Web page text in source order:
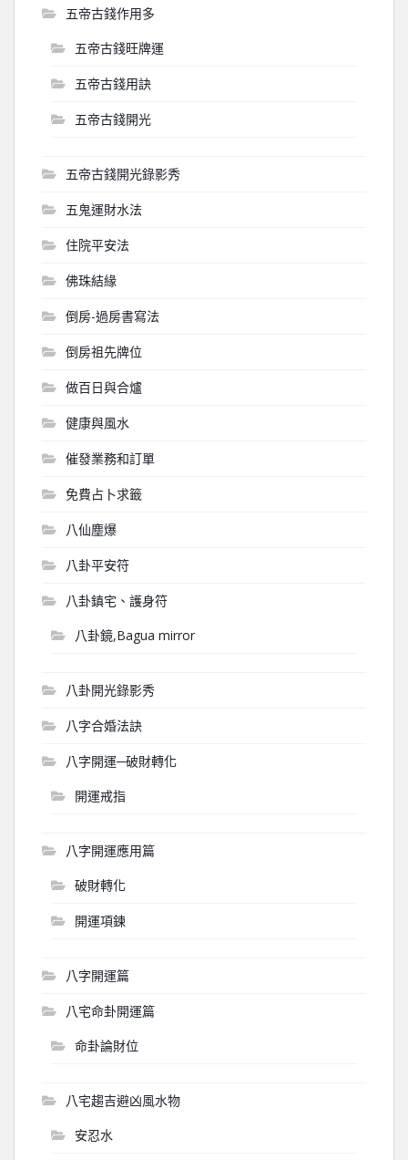
五帝古錢作用多
五帝古錢旺牌運
五帝古錢用訣
五帝古錢開光
五帝古錢開光錄影秀
五鬼運財水法
住院平安法
佛珠結緣
倒房-過房書寫法
倒房祖先牌位
做百日與合爐
健康與風水
催發業務和訂單
免費占卜求籤
八仙塵爆
八卦平安符
八卦鎮宅、護身符
八卦鏡,Bagua mirror
八卦開光錄影秀
八字合婚法訣
八字開運─破財轉化
開運戒指
八字開運應用篇
破財轉化
開運項鍊
八字開運篇
八宅命卦開運篇
命卦論財位
八宅趨吉避凶風水物
安忍水